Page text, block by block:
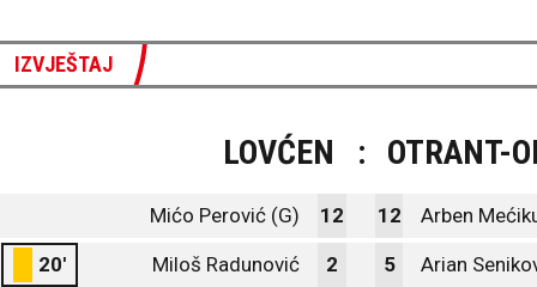
IZVJEŠTAJ
LOVĆEN : OTRANT-
Mićo Perović (G) 12 12 Arben
20' Miloš Radunović 2 5 Arian